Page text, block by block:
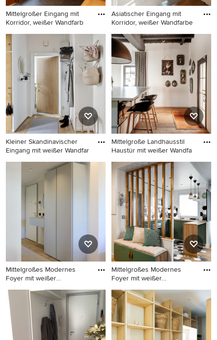
Mittelgroßer Eingang mit
Korridor, weißer Wandfarb
Mittelgroßer Eingang mit
Korridor, weißer Wandfarbe,
Keramikboden, Schiebetür,
brauner Haustür, grauem
Boden und Tapetenwänden
in Fukuoka
Asiatischer Eingang mit
Korridor, weißer Wandfarbe
Asiatischer Eingang mit
Korridor, weißer Wandfarbe,
Schiebetür und grauem
Boden in Sonstige
Kleiner Skandinavischer
Eingang mit weißer Wandfar
Kleiner Skandinavischer
Eingang mit weißer
Wandfarbe und hellem
Holzboden in Stockholm
Mittelgroße Landhausstil
Haustür mit weißer Wandfa
Mittelgroße Landhausstil
Haustür mit weißer
Wandfarbe, braunem
Holzboden, Einzeltür und
schwarzer Haustür in Lyon
Mittelgroßes Modernes
Foyer mit weißer
Mittelgroßes Modernes
Foyer mit weißer Wandfarbe,
hellem Holzboden, Einzeltür,
weißer Haustür und beigem
Boden in Mailand
Mittelgroßes Modernes
Foyer mit weißer
Mittelgroßes Modernes
Foyer mit weißer Wandfarbe,
hellem Holzboden, Einzeltür
und weißer Haustür in Paris